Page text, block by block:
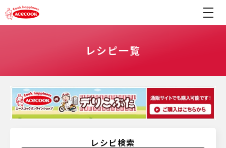
レシピ一覧
レシピ検索